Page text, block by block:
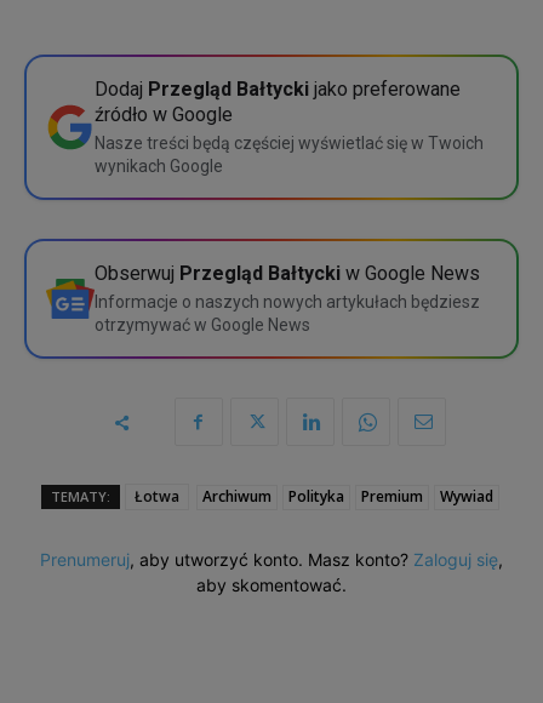
Wybierz
5 dostępów 675 zł
10 dostępów
Szczegółowe porównanie
Dodaj Przegląd Bałtycki jako preferowane
źródło w Google
Nasze treści będą częściej wyświetlać się w Twoich
wynikach Google
Obserwuj Przegląd Bałtycki w Google News
Informacje o naszych nowych artykułach będziesz
otrzymywać w Google News
TEMATY: Łotwa Archiwum Polityka Premium Wywiad
Prenumeruj, aby utworzyć konto. Masz konto? Zaloguj się,
aby skomentować.